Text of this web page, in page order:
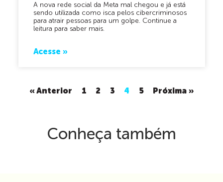
A nova rede social da Meta mal chegou e já está
sendo utilizada como isca pelos cibercriminosos
para atrair pessoas para um golpe. Continue a
leitura para saber mais.
Acesse »
« Anterior 1 2 3 4 5 Próxima »
Conheça também